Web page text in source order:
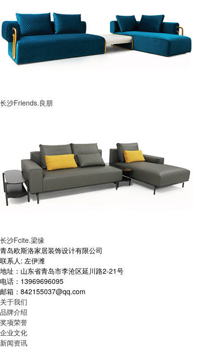
长沙Friends.良朋
长沙Fcite.梁缘
青岛欧斯洛家居装饰设计有限公司
联系人: 左伊潍
地址：山东省青岛市李沧区延川路2-21号
电话：13969696095
邮箱：842155037@qq.com
关于我们
品牌介绍
奖项荣誉
企业文化
新闻资讯